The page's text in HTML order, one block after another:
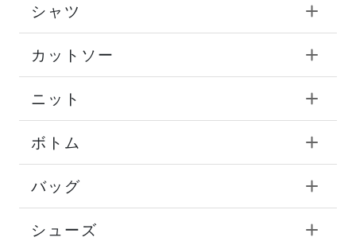
シャツ
カットソー
ニット
ボトム
バッグ
シューズ